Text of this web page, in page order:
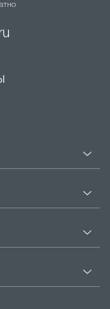
уют и
свой
многих лет.
потолков
не требует
пыли.